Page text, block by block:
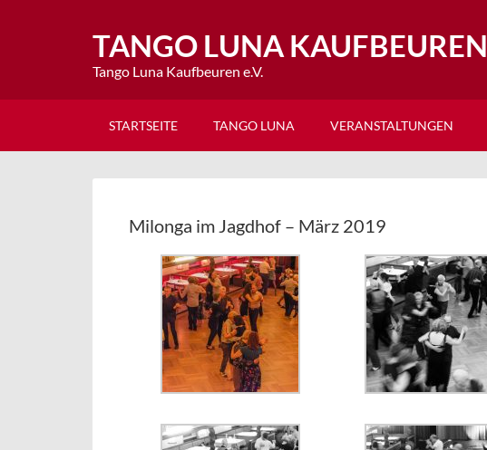
TANGO LUNA KAUFBEUREN
Tango Luna Kaufbeuren e.V.
STARTSEITE TANGO LUNA VERANSTALTUNGEN
Milonga im Jagdhof – März 2019